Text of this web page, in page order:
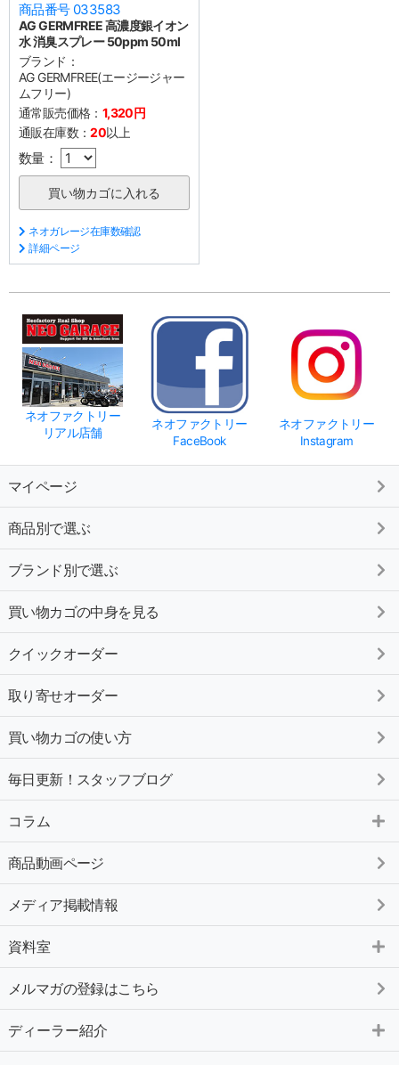
商品番号 033583
AG GERMFREE 高濃度銀イオン
水 消臭スプレー 50ppm 50ml
ブランド：
AG GERMFREE(エージージャー
ムフリー)
通常販売価格： 1,320円
通販在庫数：20以上
数量：
ネオガレージ在庫数確認
詳細ページ
ネオファクトリー
リアル店舗
ネオファクトリー
FaceBook
ネオファクトリー
Instagram
マイページ
商品別で選ぶ
ブランド別で選ぶ
買い物カゴの中身を見る
クイックオーダー
取り寄せオーダー
買い物カゴの使い方
毎日更新！スタッフブログ
コラム
商品動画ページ
メディア掲載情報
資料室
メルマガの登録はこちら
ディーラー紹介